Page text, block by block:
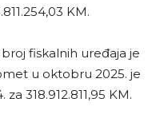
KM.
fiskalnih uređaja je
u oktobru 2025. je
318.912.811,95 KM.